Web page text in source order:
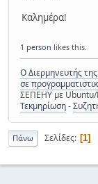
Καλημέρα!
1 person likes this.
Ο Διερμηνευτής
σε
ΣΕΠΕΗΥ με
Τεκμηρίωση-
Πάνω Σελίδες 1